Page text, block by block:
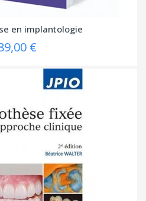
en implantologie
€